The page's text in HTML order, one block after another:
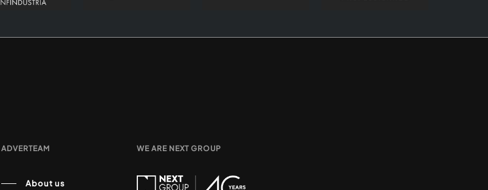
ADVERTEAM
About us
WE ARE NEXT GROUP